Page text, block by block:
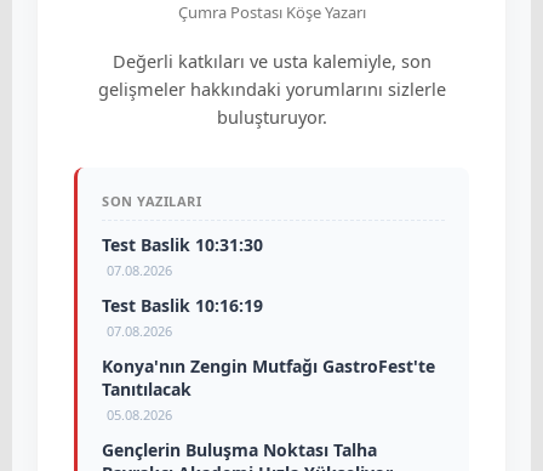
Çumra Postası Köşe Yazarı
Değerli katkıları ve usta kalemiyle, son
gelişmeler hakkındaki yorumlarını sizlerle
buluşturuyor.
SON YAZILARI
Test Baslik 10:31:30
07.08.2026
Test Baslik 10:16:19
07.08.2026
Konya'nın Zengin Mutfağı GastroFest'te
Tanıtılacak
05.08.2026
Gençlerin Buluşma Noktası Talha